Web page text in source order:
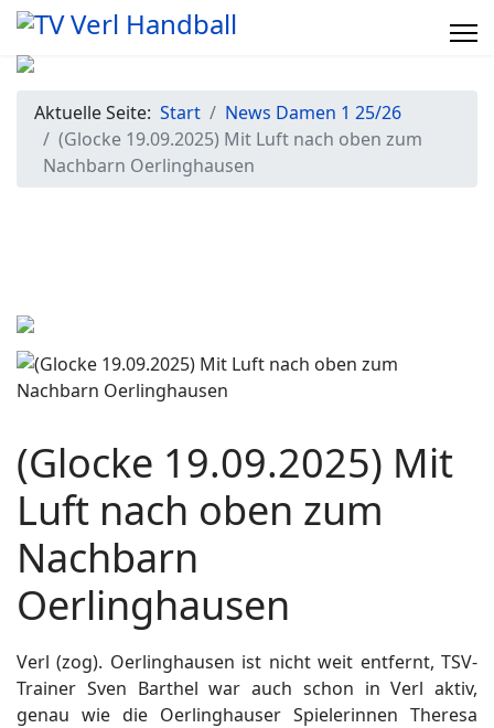
Aktuelle Seite: Start
News Damen 1 25/26
(Glocke 19.09.2025) Mit Luft nach oben zum
Nachbarn Oerlinghausen
(Glocke 19.09.2025) Mit
Luft nach oben zum
Nachbarn
Oerlinghausen
Verl (zog). Oerlinghausen ist nicht weit entfernt, TSV-
Trainer Sven Barthel war auch schon in Verl aktiv,
genau wie die Oerlinghauser Spielerinnen Theresa